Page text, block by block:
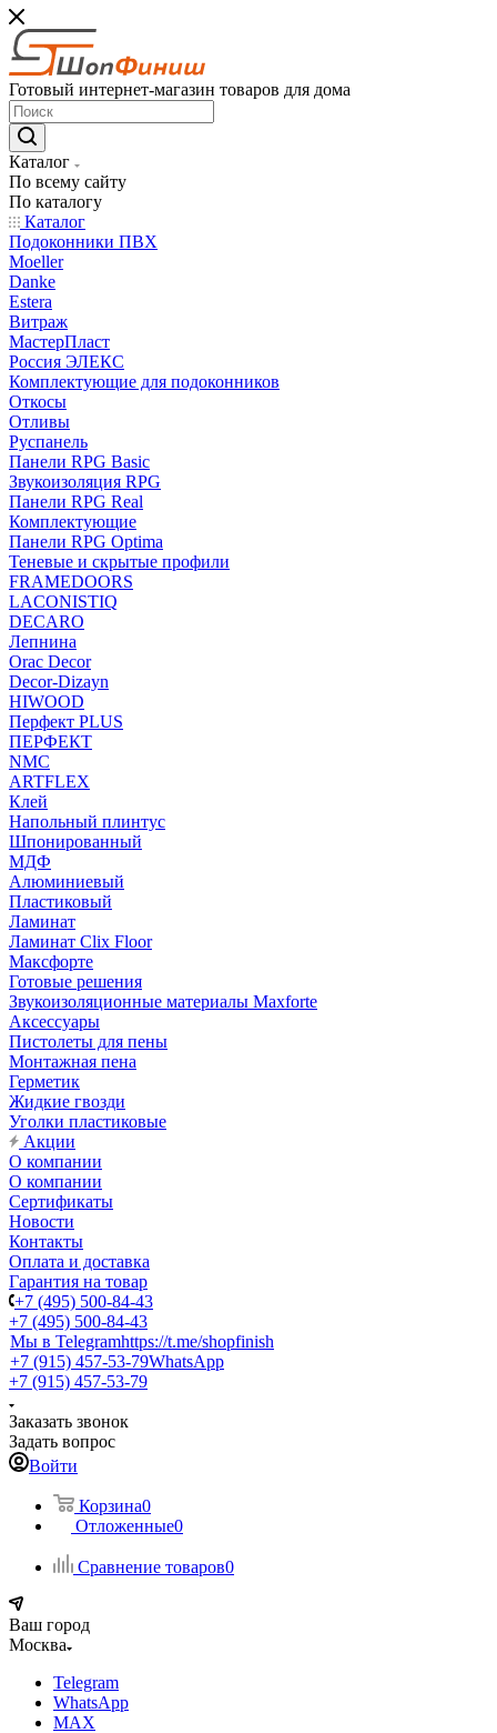
Готовый интернет-магазин товаров для дома
Каталог
По всему сайту
По каталогу
Каталог
Подоконники ПВХ
Moeller
Danke
Estera
Витраж
МастерПласт
Россия ЭЛЕКС
Комплектующие для подоконников
Откосы
Отливы
Руспанель
Панели RPG Basic
Звукоизоляция RPG
Панели RPG Real
Комплектующие
Панели RPG Optima
Теневые и скрытые профили
FRAMEDOORS
LACONISTIQ
DECARO
Лепнина
Orac Decor
Decor-Dizayn
HIWOOD
Перфект PLUS
ПЕРФЕКТ
NMC
ARTFLEX
Клей
Напольный плинтус
Шпонированный
МДФ
Алюминиевый
Пластиковый
Ламинат
Ламинат Clix Floor
Максфорте
Готовые решения
Звукоизоляционные материалы Maxforte
Аксессуары
Пистолеты для пены
Монтажная пена
Герметик
Жидкие гвозди
Уголки пластиковые
Акции
О компании
О компании
Сертификаты
Новости
Контакты
Оплата и доставка
Гарантия на товар
+7 (495) 500-84-43
+7 (495) 500-84-43
Мы в Telegramhttps://t.me/shopfinish
+7 (915) 457-53-79WhatsApp
+7 (915) 457-53-79
Заказать звонок
Задать вопрос
Войти
Корзина0
Отложенные0
Сравнение товаров0
Ваш город
Москва
Telegram
WhatsApp
MAX